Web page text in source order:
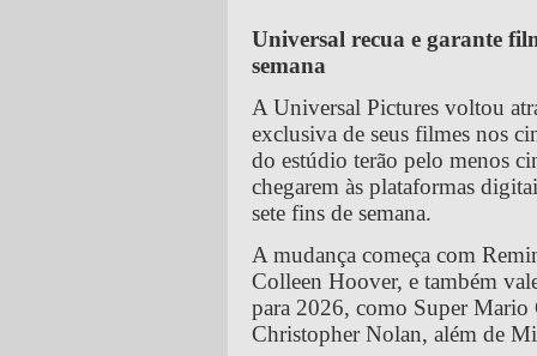
Universal recua e garante
semana
A Universal Pictures voltou
exclusiva de seus filmes nos
do estúdio terão pelo menos
chegarem às plataformas
sete fins de semana.
A mudança começa com
Colleen Hoover, e também
para 2026, como Super
Christopher Nolan, além de